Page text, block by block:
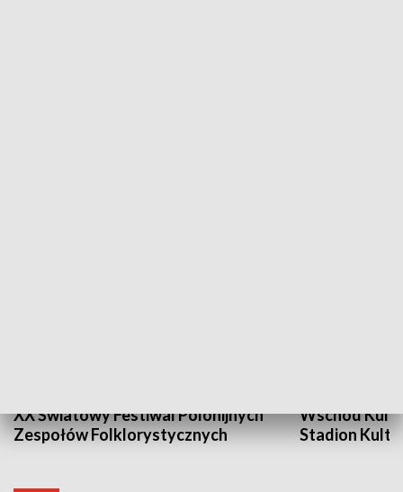
XX Światowy Festiwal Polonijnych
Zespołów Folklorystycznych
Wschód
Stadion